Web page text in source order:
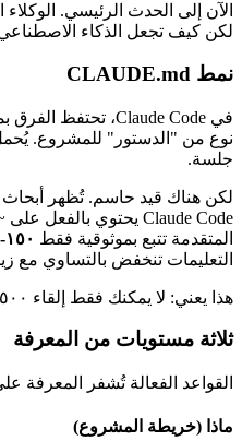
الآن إلى الحدث الرئيسي.
لكن كيف تجعل الذكاء
نمط CLAUDE.md
في Claude Code، تحتفظ الفرق بملف
نوع من "الدستور" للمشروع.
جلسة.
المتقدمة تتبع بموثوقية فقط ١٥٠-٢٠٠ تعليمة
التعليمات تنخفض بالتساوي مع
هذا يعني: لا يمكنك فقط إلقاء ٥٠٠ قاعدة وتوقع السحر.
ثلاثة مستويات من المعرفة
القواعد الفعالة تُشفر المعرفة
ماذا (خريطة المشروع)